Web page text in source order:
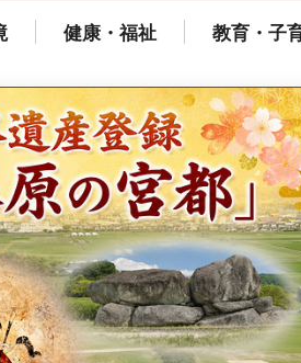
健康・福祉 教育・子
県広報誌「県民
2026年8月号